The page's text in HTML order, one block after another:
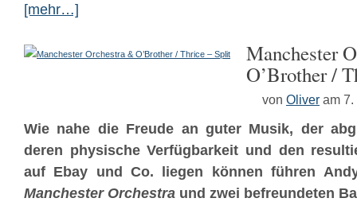
[mehr…]
Manchester
O’Brother /
von Oliver am
Wie nahe die Freude an guter Musik, der
deren physische Verfügbarkeit und den
auf Ebay und Co. liegen können führen
Manchester Orchestra und zwei befreundeten